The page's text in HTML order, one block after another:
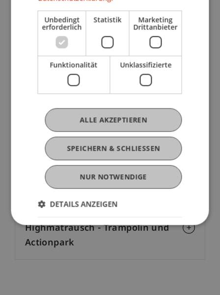
TAK Liechtenstein
Kreativ Akademie
Brands for Students
FC Vaduz
Highmatrausch - Trampolin und
Actionpark
Unbedingt
erforderlich
Statistik Marketing
Drittanbieter
Funktionalität Unklassifizierte
SPEICHERN & SCHLIESSEN
ALLE AKZEPTIEREN
NUR NOTWENDIGE
DETAILS ANZEIGEN